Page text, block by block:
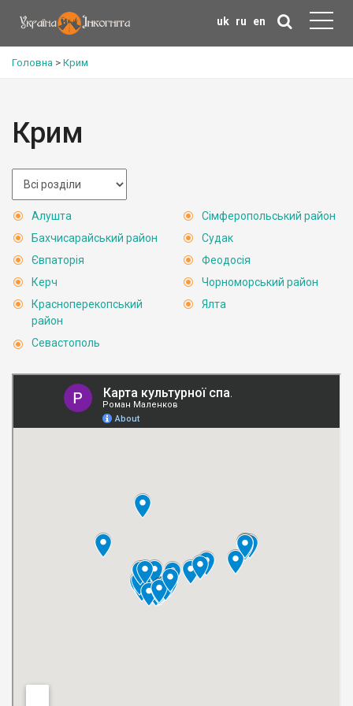
uk ru en
Головна > Крим
Крим
Алушта
Бахчисарайський район
Євпаторія
Керч
Красноперекопський
район
Севастополь
Сімферопольський район
Судак
Феодосія
Чорноморський район
Ялта